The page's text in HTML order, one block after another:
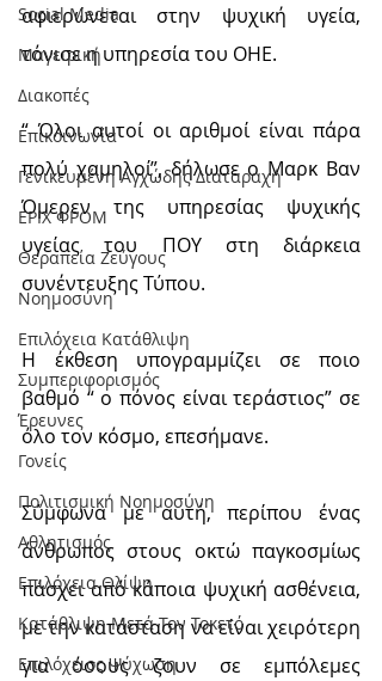
Social Media
Μαγειρική
Διακοπές
Επικοινωνία
Γενικευμένη Αγχώδης Διαταραχή
ΕΡΙΧ ΦΡΟΜ
Θεραπεία Ζεύγους
Νοημοσύνη
Επιλόχεια Κατάθλιψη
Συμπεριφορισμός
Έρευνες
Γονείς
Πολιτισμική Nοημοσύνη
Αθλητισμός
Επιλόχεια Θλίψη
Κατάθλιψη Μετά Τον Τοκετό
Επιλόχειος Ψύχωση
αφιερώνεται στην ψυχική υγεία,
τόνισε η υπηρεσία του ΟΗΕ.
“ Όλοι αυτοί οι αριθμοί είναι πάρα
πολύ χαμηλοί”, δήλωσε ο Μαρκ Βαν
Όμερεν της υπηρεσίας ψυχικής
υγείας του ΠΟΥ στη διάρκεια
συνέντευξης Τύπου.
Η έκθεση υπογραμμίζει σε ποιο
βαθμό “ ο πόνος είναι τεράστιος” σε
όλο τον κόσμο, επεσήμανε.
Σύμφωνα με αυτή, περίπου ένας
άνθρωπος στους οκτώ παγκοσμίως
πάσχει από κάποια ψυχική ασθένεια,
με την κατάσταση να είναι χειρότερη
για όσους ζουν σε εμπόλεμες